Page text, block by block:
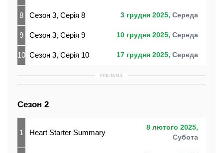
8 Сезон 3, Серія 8 3 грудня 2025, Середа
9 Сезон 3, Серія 9 10 грудня 2025, Середа
10 Сезон 3, Серія 10 17 грудня 2025, Середа
РЕКЛАМА
Сезон 2
1 Heart Starter Summary
8 лютого 2025,
Субота